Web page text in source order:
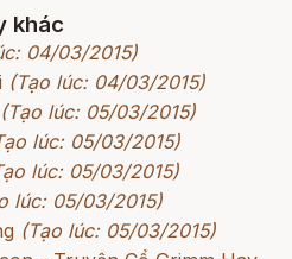
khác
04/03/2015)
(Tạo lúc: 04/03/2015)
(Tạo lúc: 05/03/2015)
lúc: 05/03/2015)
lúc: 05/03/2015)
lúc: 05/03/2015)
(Tạo lúc: 05/03/2015)